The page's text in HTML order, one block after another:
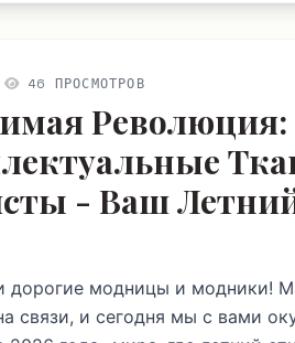
46 ПРОСМОТРОВ
Революция:
- Ваш
дорогие модницы и модники!
связи, и сегодня мы с вами